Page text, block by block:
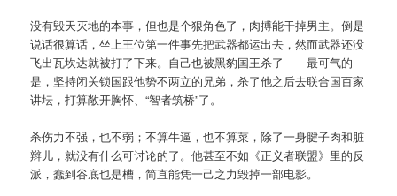
没有毁天灭地的本事，但也是个狠角色了，肉搏能干掉男主。倒是
说话很算话，坐上王位第一件事先把武器都运出去，然而武器还没
飞出瓦坎达就被打了下来。自己也被黑豹国王杀了——最可气的
是，坚持闭关锁国跟他势不两立的兄弟，杀了他之后去联合国百家
讲坛，打算敞开胸怀、“智者筑桥”了。
杀伤力不强，也不弱；不算牛逼，也不算菜，除了一身腱子肉和脏
辫儿，就没有什么可讨论的了。他甚至不如《正义者联盟》里的反
派，蠢到谷底也是槽，简直能凭一己之力毁掉一部电影。